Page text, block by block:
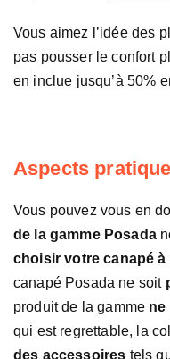
Vous aimez l’idée des
pas pousser le confort
en inclue jusqu’à 50%
Aspects
Vous pouvez vous en
de la gamme Posada
choisir votre canapé
canapé Posada ne soit
produit de la gamme ne
qui est regrettable, la
des accessoires tels